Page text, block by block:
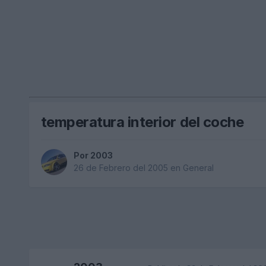
temperatura interior del coche
Por 2003
26 de Febrero del 2005 en General